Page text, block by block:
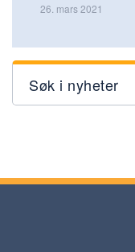
26. mars 2021
Søk i nyheter